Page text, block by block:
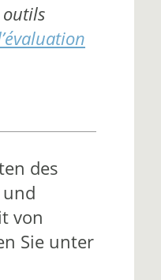
outils
des
und
von
Sie unter